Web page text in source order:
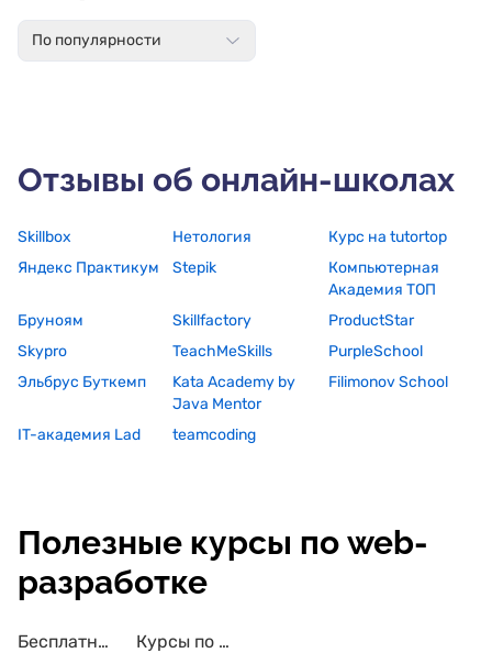
По популярности
Отзывы об онлайн-школах
Skillbox Нетология
Курс на tutortop
Яндекс Практикум
Stepik
Компьютерная
Академия ТОП
Бруноям
Skillfactory
ProductStar
Skypro
TeachMeSkills
PurpleSchool
Эльбрус Буткемп
Kata Academy by
Java Mentor
Filimonov School
IT-академия Lad teamcoding
Полезные курсы по web-
разработке
Бесплатные курсы по web-разработке Курсы по web-разработке с трудоустройством